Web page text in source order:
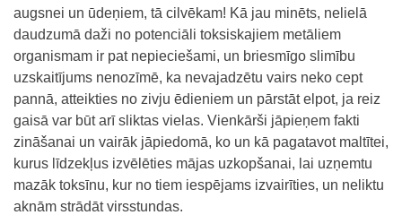
augsnei un ūdeņiem, tā cilvēkam! Kā jau minēts, nelielā
daudzumā daži no potenciāli toksiskajiem metāliem
organismam ir pat nepieciešami, un briesmīgo slimību
uzskaitījums nenozīmē, ka nevajadzētu vairs neko cept
pannā, atteikties no zivju ēdieniem un pārstāt elpot, ja reiz
gaisā var būt arī sliktas vielas. Vienkārši jāpieņem fakti
zināšanai un vairāk jāpiedomā, ko un kā pagatavot maltītei,
kurus līdzekļus izvēlēties mājas uzkopšanai, lai uzņemtu
mazāk toksīnu, kur no tiem iespējams izvairīties, un neliktu
aknām strādāt virsstundas.